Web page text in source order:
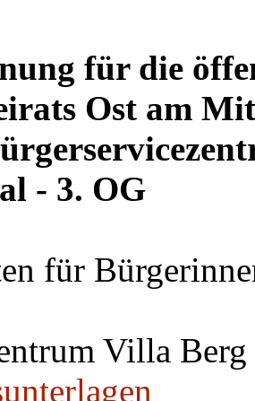
für die
Ost am
- 3. OG
für
Villa